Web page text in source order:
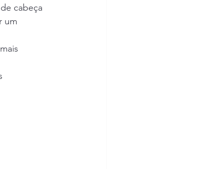
cabeça
um